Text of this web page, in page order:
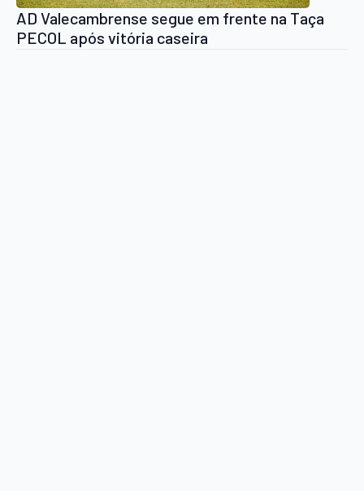
AD Valecambrense segue em frente na Taça
PECOL após vitória caseira